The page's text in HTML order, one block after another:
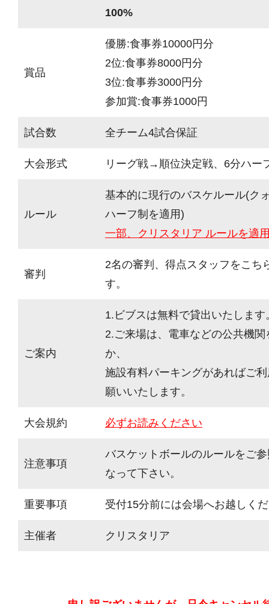
100%
賞品
優勝:食事券10000円分
2位:食事券8000円分
3位:食事券3000円分
参加賞:食事券1000円
試合数 全チーム4試合保証
大会形式 リーグ戦→順位決定戦、6分ハー
ルール
基本的に現行のバスケルール(ク
ハーフ制を適用)
一部、クリスタリア ルールを適
審判
2名の審判、得点スタッフをこち
す。
ご案内
1.ビブスは無料で貸出いたします
2.ご来場は、電車などの公共機
か、
施設有料パーキングがあればご
願いいたします。
大会規約 必ずお読みください
注意事項
バスケットボールのルールをご
なって下さい。
重要事項 受付15分前には会場へお越しく
主催者 クリスタリア